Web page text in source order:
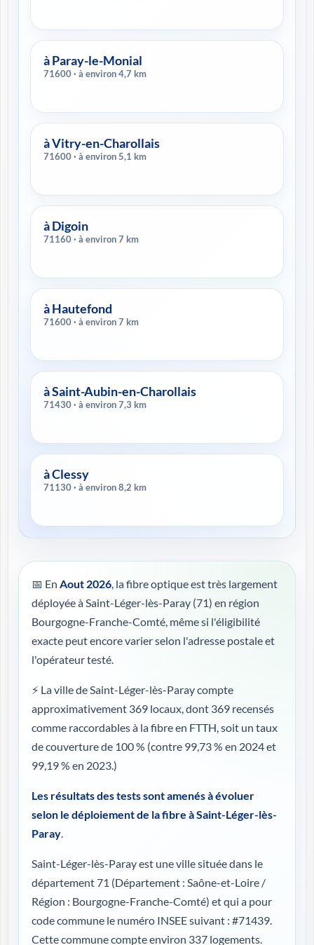
à Paray-le-Monial
71600 · à environ 4,7 km
à Vitry-en-Charollais
71600 · à environ 5,1 km
à Digoin
71160 · à environ 7 km
à Hautefond
71600 · à environ 7 km
à Saint-Aubin-en-Charollais
71430 · à environ 7,3 km
à Clessy
71130 · à environ 8,2 km
📅 En Aout 2026, la fibre optique est très largement
déployée à Saint-Léger-lès-Paray (71) en région
Bourgogne-Franche-Comté, même si l'éligibilité
exacte peut encore varier selon l'adresse postale et
l'opérateur testé.
⚡ La ville de Saint-Léger-lès-Paray compte
approximativement 369 locaux, dont 369 recensés
comme raccordables à la fibre en FTTH, soit un taux
de couverture de 100 % (contre 99,73 % en 2024 et
99,19 % en 2023.)
Les résultats des tests sont amenés à évoluer
selon le déploiement de la fibre à Saint-Léger-lès-
Paray.
Saint-Léger-lès-Paray est une ville située dans le
département 71 (Département : Saône-et-Loire /
Région : Bourgogne-Franche-Comté) et qui a pour
code commune le numéro INSEE suivant : #71439.
Cette commune compte environ 337 logements.